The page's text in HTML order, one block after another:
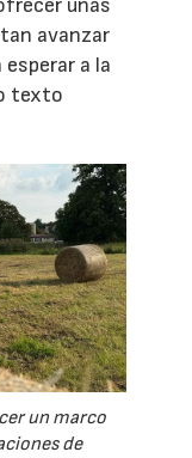
unas
avanzar
a la
texto
un marco
de